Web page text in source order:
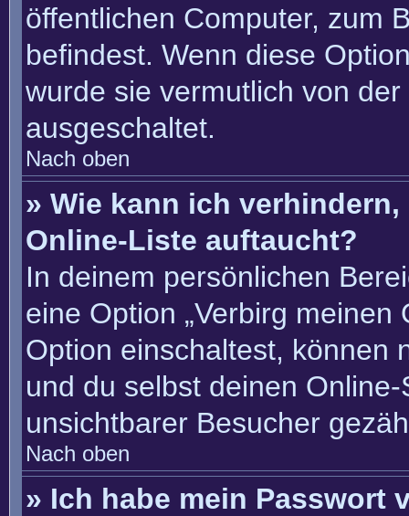
öffentlichen Computer, zum
befindest. Wenn diese
wurde sie vermutlich von
ausgeschaltet.
Nach oben
» Wie kann ich
Online-Liste auftaucht?
In deinem persönlichen
eine Option „Verbirg meinen
Option einschaltest, können
und du selbst deinen
unsichtbarer Besucher
Nach oben
» Ich habe mein Passwort